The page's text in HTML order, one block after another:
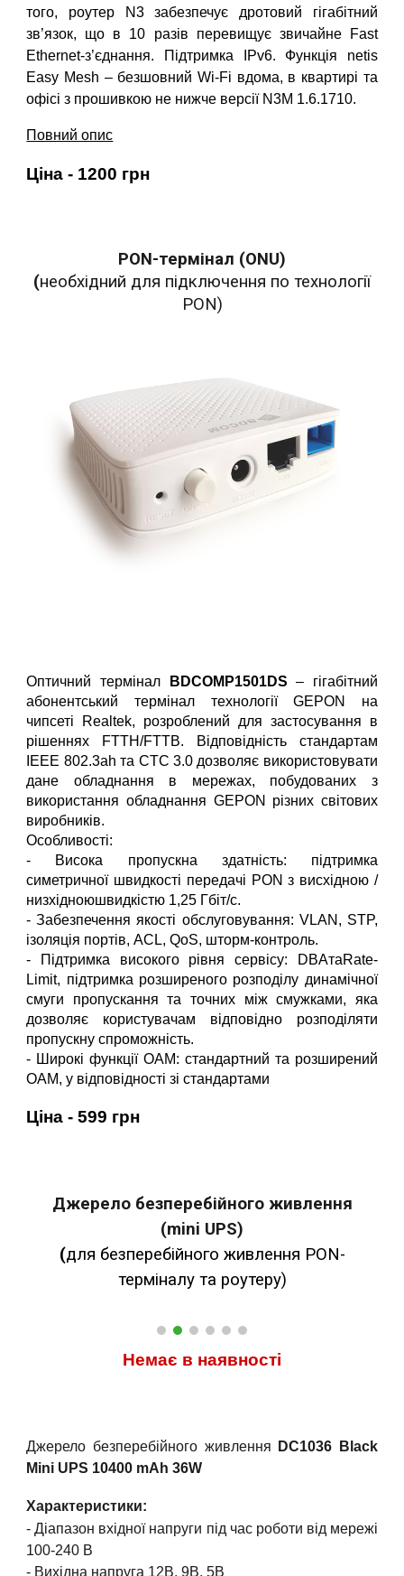
того, роутер N3 забезпечує дротовий гігабітний
зв’язок, що в 10 разів перевищує звичайне Fast
Ethernet-з’єднання. Підтримка IPv6. Функція netis
Easy Mesh – безшовний Wi-Fi вдома, в квартирі та
офісі з прошивкою не нижче версії N3M 1.6.1710.
Повний опис
Ціна - 1200 грн
PON-термінал (ONU)
(необхідний для підключення по технології
PON)
Оптичний термінал BDCOMP1501DS – гігабітний
абонентський термінал технології GEPON на
чипсеті Realtek, розроблений для застосування в
рішеннях FTTH/FTTB. Відповідність стандартам
IEEE 802.3ah та CTC 3.0 дозволяє використовувати
дане обладнання в мережах, побудованих з
використання обладнання GEPON різних світових
виробників.
Особливості:
- Висока пропускна здатність: підтримка
симетричної швидкості передачі PON з висхідною /
низхідноюшвидкістю 1,25 Гбіт/с.
- Забезпечення якості обслуговування: VLAN, STP,
ізоляція портів, ACL, QoS, шторм-контроль.
- Підтримка високого рівня сервісу: DBAтаRate-
Limit, підтримка розширеного розподілу динамічної
смуги пропускання та точних між смужками, яка
дозволяє користувачам відповідно розподіляти
пропускну спроможність.
- Широкі функції OAM: стандартний та розширений
OAM, у відповідності зі стандартами
Ціна - 599 грн
Джерело безперебійного живлення
(mini UPS)
(для безперебійного живлення PON-
терміналу та роутеру)
Немає в наявності
Джерело безперебійного живлення
DC1036 Black
Mini UPS 10400 mAh 36W
Характеристики:
-Діапазон вхідної напруги під час роботи від мережі
100-240 В
- Вихідна напруга 12В, 9В, 5В